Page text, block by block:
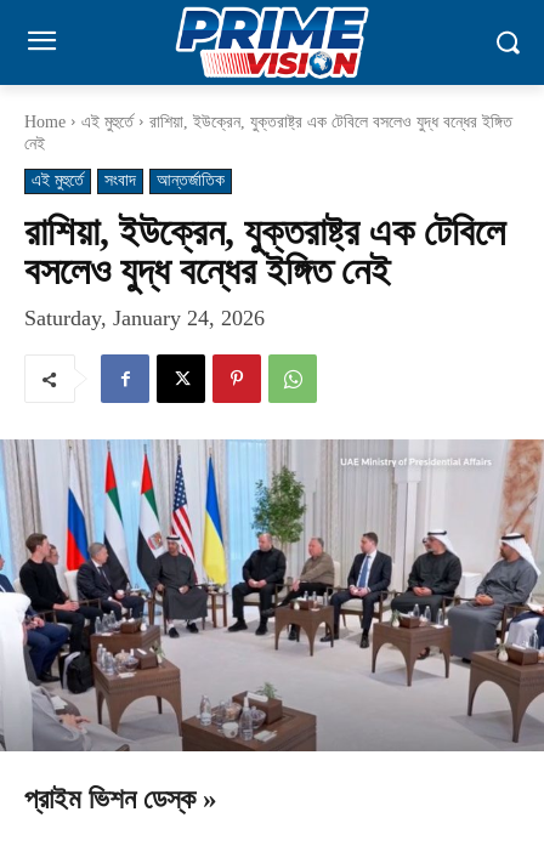
Home এই মুহুর্তে
রাশিয়া, ইউক্রেন, যুক্তরাষ্ট্র এক টেবিলে বসলেও যুদ্ধ বন্ধের ইঙ্গিত
নেই
এই মুহুর্তে
সংবাদ আন্তর্জাতিক
রাশিয়া, ইউক্রেন, যুক্তরাষ্ট্র এক টেবিলে
বসলেও যুদ্ধ বন্ধের ইঙ্গিত নেই
Saturday, January 24, 2026
প্রাইম ভিশন ডেস্ক »